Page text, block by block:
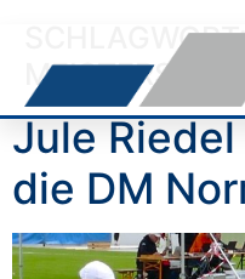
Jule
die DM